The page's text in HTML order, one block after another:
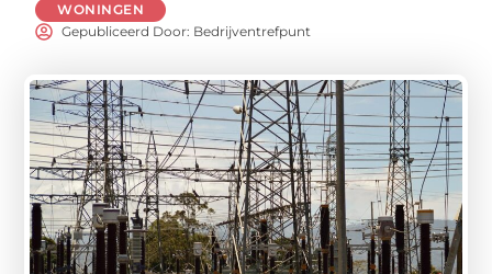
WONINGEN
Gepubliceerd Door: Bedrijventrefpunt